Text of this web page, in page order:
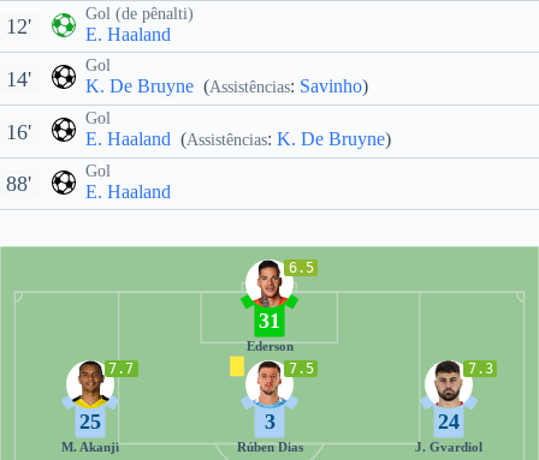
Gol (de pênalti)
E. Haaland
12'
Gol
K. De Bruyne (Assistências: Savinho)
14'
Gol
E. Haaland (Assistências: K. De Bruyne)
16'
Gol
E. Haaland
88'
6.5
31
Ederson
7.3
24
J. Gvardiol
7.5
3
Rúben Dias
7.7
25
M. Akanji